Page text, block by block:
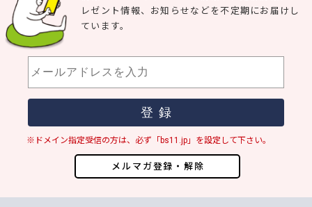
メルマガ登録・解除
レゼント情報、お知らせなどを不定期にお届けし
ています。
※ドメイン指定受信の方は、必ず「bs11.jp」を設定して下さい。